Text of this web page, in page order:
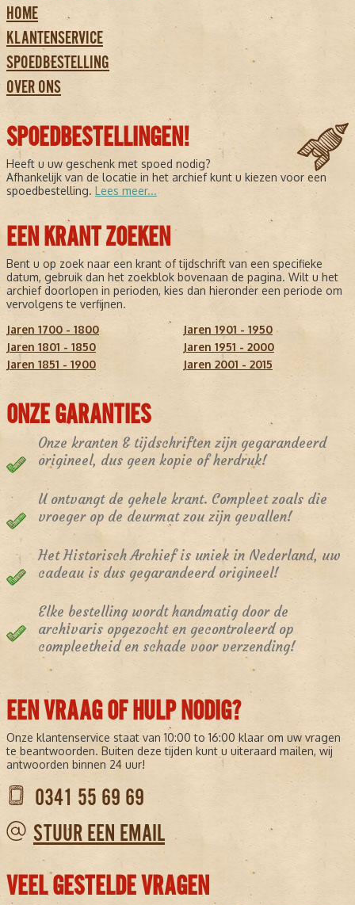
HOME
KLANTENSERVICE
SPOEDBESTELLING
OVER ONS
SPOEDBESTELLINGEN!
Heeft u uw geschenk met spoed nodig?
Afhankelijk van de locatie in het archief kunt u kiezen voor een
spoedbestelling. Lees meer...
EEN KRANT ZOEKEN
Bent u op zoek naar een krant of tijdschrift van een specifieke
datum, gebruik dan het zoekblok bovenaan de pagina. Wilt u het
archief doorlopen in perioden, kies dan hieronder een periode om
vervolgens te verfijnen.
Jaren 1700 - 1800
Jaren 1801 - 1850
Jaren 1851 - 1900
Jaren 1901 - 1950
Jaren 1951 - 2000
Jaren 2001 - 2015
ONZE GARANTIES
Onze kranten & tijdschriften zijn gegarandeerd
origineel, dus geen kopie of herdruk!
U ontvangt de gehele krant. Compleet zoals die
vroeger op de deurmat zou zijn gevallen!
Het Historisch Archief is uniek in Nederland, uw
cadeau is dus gegarandeerd origineel!
Elke bestelling wordt handmatig door de
archivaris opgezocht en gecontroleerd op
compleetheid en schade voor verzending!
EEN VRAAG OF HULP NODIG?
Onze klantenservice staat van 10:00 to 16:00 klaar om uw vragen
te beantwoorden. Buiten deze tijden kunt u uiteraard mailen, wij
antwoorden binnen 24 uur!
0341 55 69 69
STUUR EEN EMAIL
VEEL GESTELDE VRAGEN